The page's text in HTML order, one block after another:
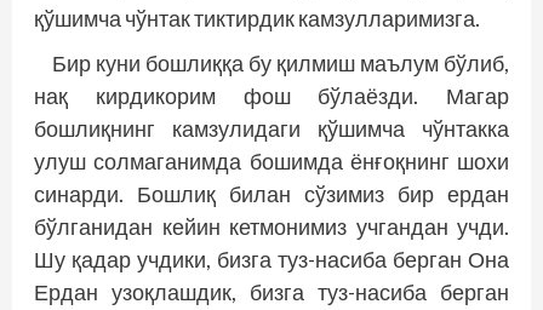
қўшимча чўнтак тиктирдик камзулларимизга.
Бир куни бошлиққа бу қилмиш маълум бўлиб,
нақ кирдикорим фош бўлаёзди. Магар
бошлиқнинг камзулидаги қўшимча чўнтакка
улуш солмаганимда бошимда ёнғоқнинг шохи
синарди. Бошлиқ билан сўзимиз бир ердан
бўлганидан кейин кетмонимиз учгандан учди.
Шу қадар учдики, бизга туз-насиба берган Она
Ердан узоқлашдик, бизга туз-насиба берган